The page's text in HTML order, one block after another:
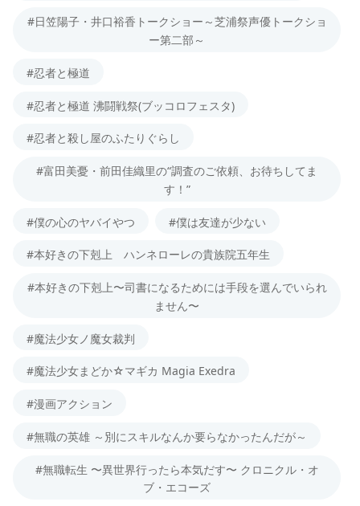
#日笠陽子・井口裕香トークショー～芝浦祭声優トークショ
ー第二部～
#忍者と極道
#忍者と極道 沸闘戦祭(ブッコロフェスタ)
#忍者と殺し屋のふたりぐらし
#富田美憂・前田佳織里の“調査のご依頼、お待ちしてま
す！”
#僕の心のヤバイやつ #僕は友達が少ない
#本好きの下剋上 ハンネローレの貴族院五年生
#本好きの下剋上〜司書になるためには手段を選んでいられ
ません〜
#魔法少女ノ魔女裁判
#魔法少女まどか☆マギカ Magia Exedra
#漫画アクション
#無職の英雄 ～別にスキルなんか要らなかったんだが～
#無職転生 〜異世界行ったら本気だす〜 クロニクル・オ
ブ・エコーズ